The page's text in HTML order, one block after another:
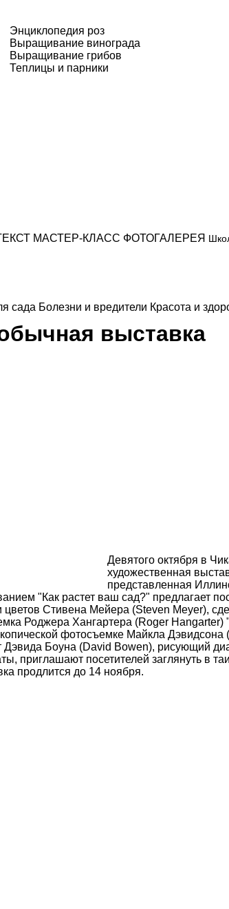
Энциклопедия роз
Выращивание винограда
Выращивание грибов
Теплицы и парники
МАСТЕР-КЛАСС ФОТОГАЛЕРЕЯ
сада Болезни и вредители Красота и
выставка
Девятого октября в
художественная
представленная
"Как растет ваш сад?" предлагает
Стивена Мейера (Steven Meyer),
Роджера Хангартера (Roger Hangarter)
фотосъемке Майкла Дэвидсона
Боуна (David Bowen), рисующий
приглашают посетителей заглянуть в
продлится до 14 ноября.